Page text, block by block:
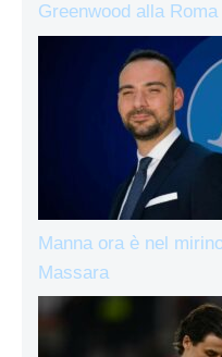
Greenwood alla Roma
Manna ora è nel
Massara